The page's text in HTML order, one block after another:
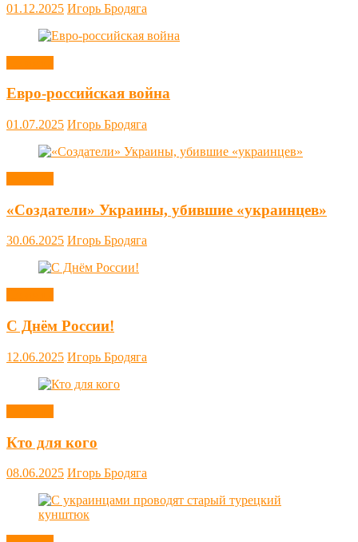
01.12.2025 Игорь Бродяга
Евро-российская война
01.07.2025 Игорь Бродяга
«Создатели» Украины, убившие «украинцев»
30.06.2025 Игорь Бродяга
С Днём России!
12.06.2025 Игорь Бродяга
Кто для кого
08.06.2025 Игорь Бродяга